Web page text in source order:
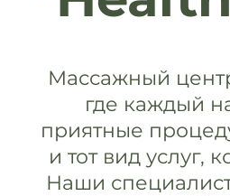
​Массажный
где каждый
приятные
и тот вид услуг,
Наши